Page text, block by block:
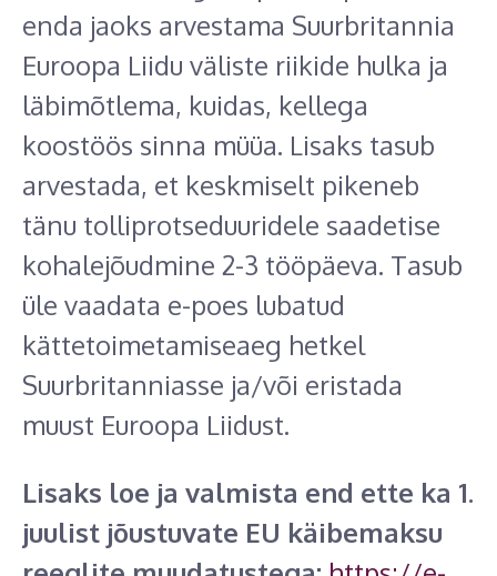
enda jaoks arvestama Suurbritannia
Euroopa Liidu väliste riikide hulka ja
läbimõtlema, kuidas, kellega
koostöös sinna müüa. Lisaks tasub
arvestada, et keskmiselt pikeneb
tänu tolliprotseduuridele saadetise
kohalejõudmine 2-3 tööpäeva. Tasub
üle vaadata e-poes lubatud
kättetoimetamiseaeg hetkel
Suurbritanniasse ja/või eristada
muust Euroopa Liidust.
Lisaks loe ja valmista end ette ka 1.
juulist jõustuvate EU käibemaksu